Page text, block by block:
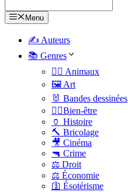
Menu
✍️ Auteurs
📚 Genres
🐕‍🦺 Animaux
🖼️ Art
🐰 Bandes dessinées
🧑‍⚕️Bien-être
🏺 Histoire
🔨 Bricolage
🎥 Cinéma
🔫 Crime
⚖️ Droit
⚖️ Économie
🛐 Ésotérisme